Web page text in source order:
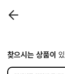
찾으시는 상품이